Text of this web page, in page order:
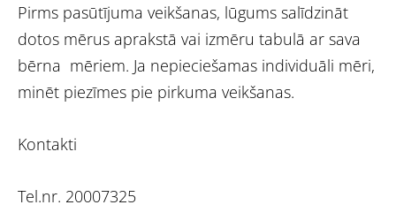
Pirms pasūtījuma veikšanas, lūgums salīdzināt
dotos mērus aprakstā vai izmēru tabulā ar sava
bērna mēriem. Ja nepieciešamas individuāli mēri,
minēt piezīmes pie pirkuma veikšanas.
Kontakti
Tel.nr. 20007325